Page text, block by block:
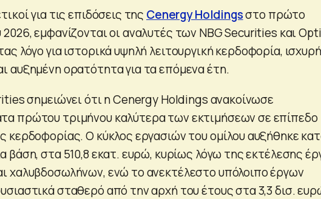
για τις επιδόσεις της Cenergy Holdingsστο πρώτο
2026, εμφανίζονται οι αναλυτές των NBG Securities και
λόγο για ιστορικά υψηλή λειτουργική κερδοφορία, ισχυρή
αυξημένη ορατότητα για τα επόμενα έτη.
σημειώνει ότι η Cenergy Holdings ανακοίνωσε
πρώτου τριμήνου καλύτερα των εκτιμήσεων σε επίπεδο
κερδοφορίας. Ο κύκλος εργασιών του ομίλου αυξήθηκε
βάση, στα 510,8 εκατ. ευρώ, κυρίως λόγω της εκτέλεσης
χαλυβδοσωλήνων, ενώ το ανεκτέλεστο υπόλοιπο έργων
σταθερό από την αρχή του έτους στα 3,3 δισ.